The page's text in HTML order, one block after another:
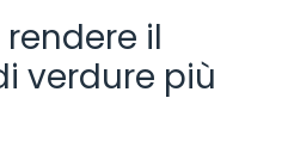
il
verdure più